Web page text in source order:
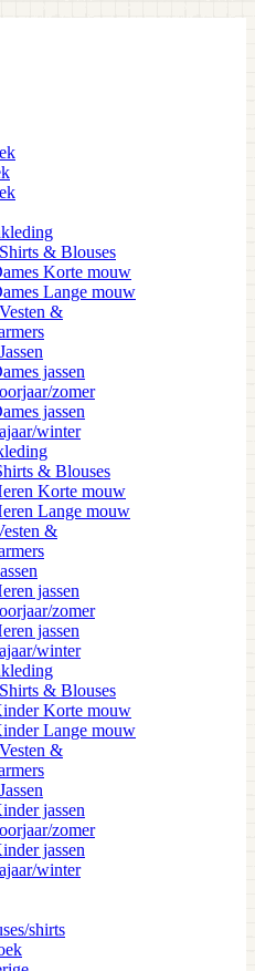
& Blouses
Korte mouw
Lange mouw
&
jassen
zomer
jassen
winter
& Blouses
Korte mouw
Lange mouw
&
jassen
zomer
jassen
winter
& Blouses
Korte mouw
Lange mouw
&
jassen
zomer
jassen
winter
shirts